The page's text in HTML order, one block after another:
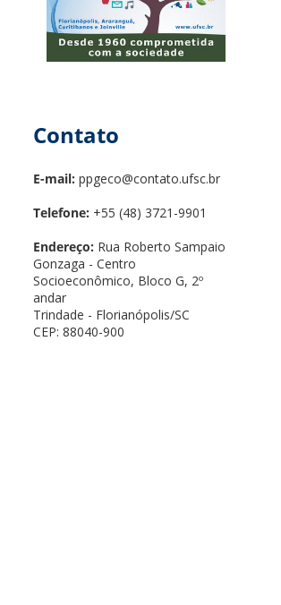
Contato
E-mail: ppgeco@contato.ufsc.br
Telefone: +55 (48) 3721-9901
Endereço: Rua Roberto Sampaio
Gonzaga - Centro
Socioeconômico, Bloco G, 2º
andar
Trindade - Florianópolis/SC
CEP: 88040-900